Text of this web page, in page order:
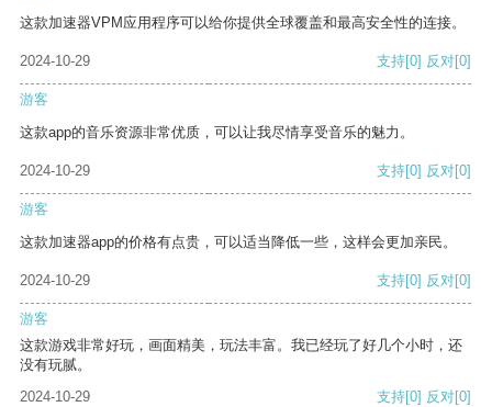
这款加速器VPM应用程序可以给你提供全球覆盖和最高安全性的连接。
2024-10-29 支持[0] 反对[0]
游客
这款app的音乐资源非常优质，可以让我尽情享受音乐的魅力。
2024-10-29 支持[0] 反对[0]
游客
这款加速器app的价格有点贵，可以适当降低一些，这样会更加亲民。
2024-10-29 支持[0] 反对[0]
游客
这款游戏非常好玩，画面精美，玩法丰富。我已经玩了好几个小时，还
没有玩腻。
2024-10-29
支持[0] 反对[0]